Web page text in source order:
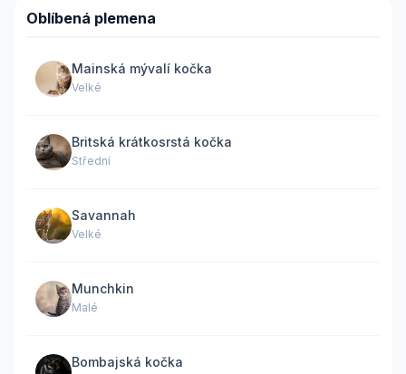
Oblíbená plemena
Mainská mývalí kočka
Velké
Britská krátkosrstá kočka
Střední
Savannah
Velké
Munchkin
Malé
Bombajská kočka